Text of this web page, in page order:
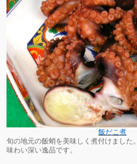
飯だこ煮
旬の地元の飯蛸を美味しく煮付けました。
味わい深い逸品です。